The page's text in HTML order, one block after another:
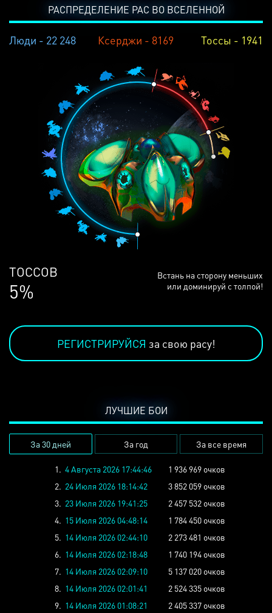
РАСПРЕДЕЛЕНИЕ РАС ВО ВСЕЛЕННОЙ
Люди - 22 248 Ксерджи - 8169 Тоссы - 1941
ЛЮДЕЙ
68%
Встань на сторону меньших
или доминируй с толпой!
РЕГИСТРИРУЙСЯ за свою расу!
ЛУЧШИЕ БОИ
За 30 дней За год За все время
1. 4 Августа 2026 17:44:46
1 936 969 очков
2. 24 Июля 2026 18:14:42
3 852 059 очков
3. 23 Июля 2026 19:41:25
2 457 532 очков
4. 15 Июля 2026 04:48:14
1 784 450 очков
5. 14 Июля 2026 02:44:10
2 273 481 очков
6. 14 Июля 2026 02:18:48
1 740 194 очков
7. 14 Июля 2026 02:09:10
5 137 020 очков
8. 14 Июля 2026 02:01:41
2 524 335 очков
9. 14 Июля 2026 01:08:21
2 405 337 очков